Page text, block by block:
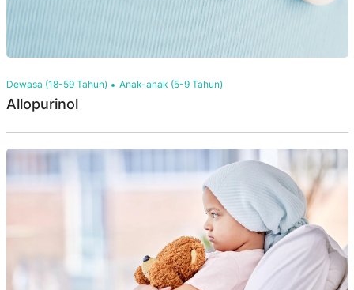
Dewasa (18-59 Tahun) Anak-anak (5-9 Tahun)
Allopurinol